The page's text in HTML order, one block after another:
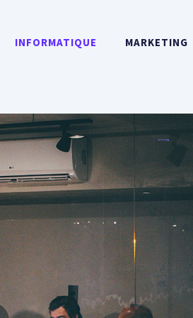
INFORMATIQUE MARKETING